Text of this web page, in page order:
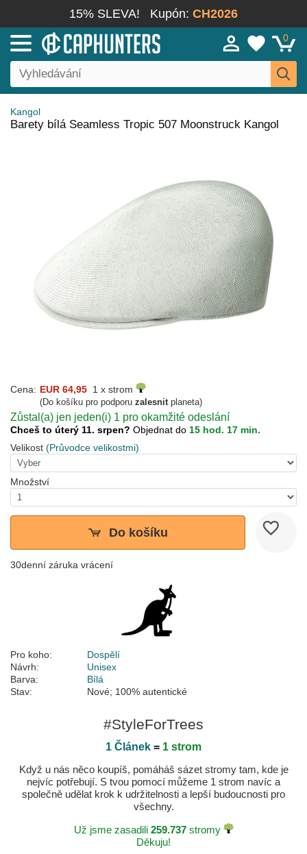
15% SLEVA! Kupón: CH2026
0
Kangol
Barety bílá Seamless Tropic 507 Moonstruck Kangol
Cena: EUR 64,95 1 x strom
(Do košíku pro podporu zalesnitplaneta)
Zůstal(a) jen jeden(i) 1 pro okamžité odeslání
Chceš to úterý 11. srpen? Objednat do 15 hod. 17 min.
Velikost (Průvodce velikostmi)
Množství
Do košíku
30denní záruka vrácení
Pro koho:
Dospělí
Návrh:
Unisex
Barva:
Bílá
Stav:
Nové; 100% autentické
#StyleForTrees
1 Článek = 1 strom
Když u nás něco koupíš, pomáháš sázet stromy tam, kde je
nejvíc potřebují. S tvou pomocí můžeme 1 strom navíc a
společně udělat krok k udržitelnosti a lepší budoucnosti pro
všechny.
Už jsme zasadili 259.737stromy
Děkuju!